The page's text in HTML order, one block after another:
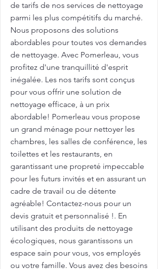
de tarifs de nos services de nettoyage
parmi les plus compétitifs du marché.
Nous proposons des solutions
abordables pour toutes vos demandes
de nettoyage. Avec Pomerleau, vous
profitez d'une tranquillité d'esprit
inégalée. Les nos tarifs sont conçus
pour vous offrir une solution de
nettoyage efficace, à un prix
abordable! Pomerleau vous propose
un grand ménage pour nettoyer les
chambres, les salles de conférence, les
toilettes et les restaurants, en
garantissant une propreté impeccable
pour les futurs invités et en assurant un
cadre de travail ou de détente
agréable! Contactez-nous pour un
devis gratuit et personnalisé !. En
utilisant des produits de nettoyage
écologiques, nous garantissons un
espace sain pour vous, vos employés
ou votre famille. Vous avez des besoins